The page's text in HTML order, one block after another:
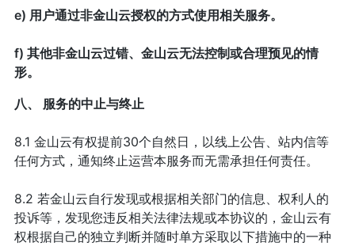
e) 用户通过非金山云授权的方式使用相关服务。
f) 其他非金山云过错、金山云无法控制或合理预见的情
形。
八、 服务的中止与终止
8.1 金山云有权提前30个自然日，以线上公告、站内信等
任何方式，通知终止运营本服务而无需承担任何责任。
8.2 若金山云自行发现或根据相关部门的信息、权利人的
投诉等，发现您违反相关法律法规或本协议的，金山云有
权根据自己的独立判断并随时单方采取以下措施中的一种